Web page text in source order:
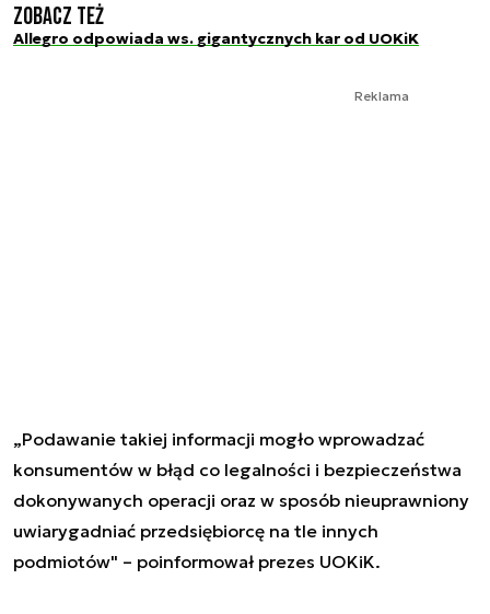
Zobacz też
Allegro odpowiada ws. gigantycznych kar od UOKiK
Reklama
„Podawanie takiej informacji mogło wprowadzać
konsumentów w błąd co legalności i bezpieczeństwa
dokonywanych operacji oraz w sposób nieuprawniony
uwiarygadniać przedsiębiorcę na tle innych
podmiotów" – poinformował prezes UOKiK.